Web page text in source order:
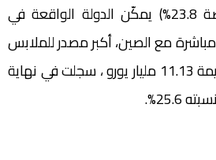
يورو في الصادرات وحصة 23.8%) يمكّن الدولة الواقعة في
مع الصين، أكبر مصدر للملابس
في الاتحاد الأوروبي، بقيمة 11.13 مليار يورو ، سجلت في نهاية